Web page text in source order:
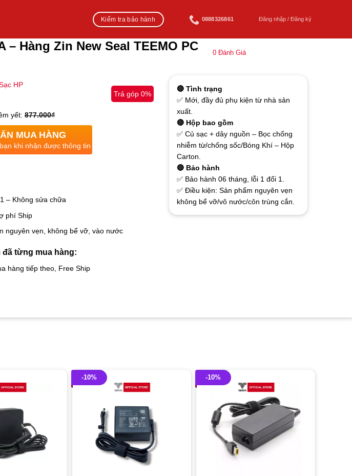
Kiểm tra bảo hành 0888326861 Đăng nhập / Đăng ký
– Hàng Zin New Seal TEEMO PC
0 Đánh Giá
HP
yết: 877.000₫
Trả góp 0%
MUA HÀNG
khi nhận được thông tin
– Không sửa chữa
phí Ship
nguyên vẹn, không bể vỡ, vào nước
từng mua hàng:
hàng tiếp theo, Free Ship
🔴 Tình trạng
✅ Mới, đầy đủ phụ kiện từ nhà sản
xuất.
🔴 Hộp bao gồm
✅ Củ sạc + dây nguồn – Bọc chống
nhiễm từ/chống sốc/Bóng Khí – Hộp
Carton.
🔴 Bảo hành
✅ Bảo hành 06 tháng, lỗi 1 đổi 1.
✅ Điều kiện: Sản phẩm nguyên vẹn
không bể vỡ/vô nước/côn trùng cắn.
-10% -10%